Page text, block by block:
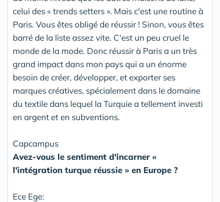
celui des « trends setters ». Mais c'est une routine à
Paris. Vous êtes obligé de réussir ! Sinon, vous êtes
barré de la liste assez vite. C'est un peu cruel le
monde de la mode. Donc réussir à Paris a un très
grand impact dans mon pays qui a un énorme
besoin de créer, développer, et exporter ses
marques créatives, spécialement dans le domaine
du textile dans lequel la Turquie a tellement investi
en argent et en subventions.
Capcampus
Avez-vous le sentiment d'incarner «
l'intégration turque réussie » en Europe ?
Ece Ege: